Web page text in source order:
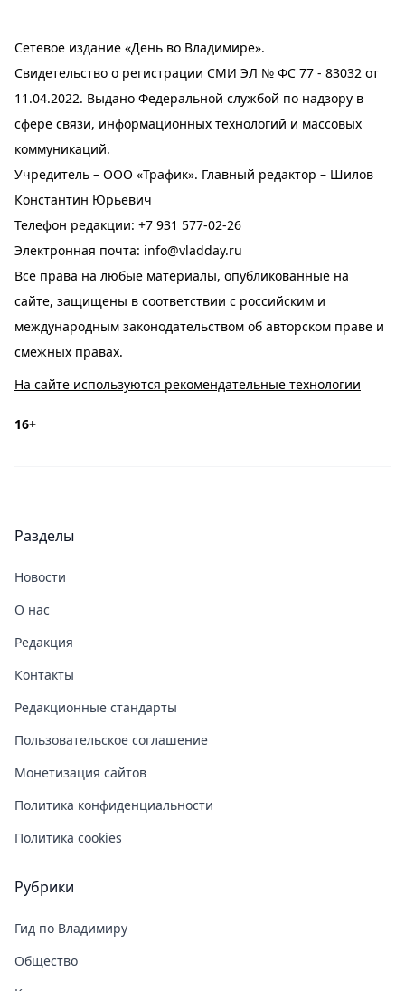
Сетевое издание «День во Владимире».
Свидетельство о регистрации СМИ ЭЛ № ФС 77 - 83032 от
11.04.2022. Выдано Федеральной службой по надзору в
сфере связи, информационных технологий и массовых
коммуникаций.
Учредитель – ООО «Трафик». Главный редактор – Шилов
Константин Юрьевич
Телефон редакции: +7 931 577-02-26
Электронная почта: info@vladday.ru
Все права на любые материалы, опубликованные на
сайте, защищены в соответствии с российским и
международным законодательством об авторском праве и
смежных правах.
На сайте используются рекомендательные технологии
16+
Разделы
Новости
О нас
Редакция
Контакты
Редакционные стандарты
Пользовательское соглашение
Монетизация сайтов
Политика конфиденциальности
Политика cookies
Рубрики
Гид по Владимиру
Общество